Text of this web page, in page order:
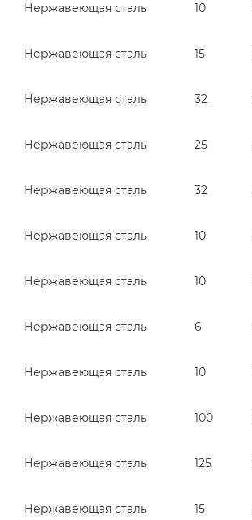
Нержавеющая сталь 10
Нержавеющая сталь 15
Нержавеющая сталь 32
Нержавеющая сталь 25
Нержавеющая сталь 32
Нержавеющая сталь 10
Нержавеющая сталь 10
Нержавеющая сталь 6
Нержавеющая сталь 10
Нержавеющая сталь 100
Нержавеющая сталь 125
Нержавеющая сталь 15